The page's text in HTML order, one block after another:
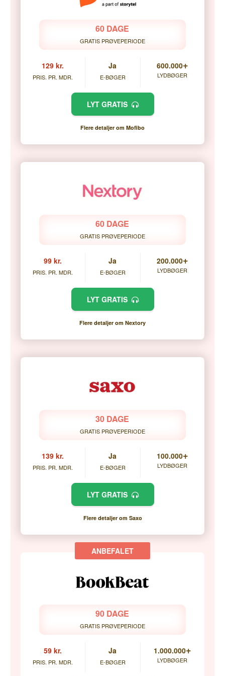
60 DAGE
GRATIS PRØVEPERIODE
129 kr.
PRIS. PR. MDR.
Ja
E-BØGER
600.000+
LYDBØGER
LYT GRATIS
Flere detaljer om Mofibo
60 DAGE
GRATIS PRØVEPERIODE
99 kr.
PRIS. PR. MDR.
Ja
E-BØGER
200.000+
LYDBØGER
LYT GRATIS
Flere detaljer om Nextory
30 DAGE
GRATIS PRØVEPERIODE
139 kr.
PRIS. PR. MDR.
Ja
E-BØGER
100.000+
LYDBØGER
LYT GRATIS
Flere detaljer om Saxo
90 DAGE
GRATIS PRØVEPERIODE
59 kr.
PRIS. PR. MDR.
Ja
E-BØGER
1.000.000+
LYDBØGER